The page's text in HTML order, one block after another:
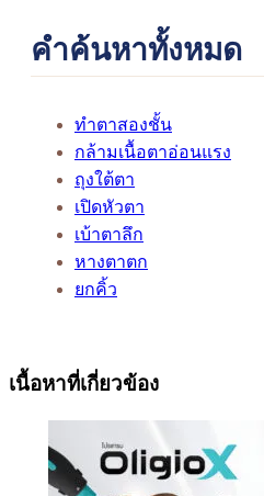
คำค้นหาทั้งหมด
ทำตาสองชั้น
กล้ามเนื้อตาอ่อนแรง
ถุงใต้ตา
เปิดหัวตา
เบ้าตาลึก
หางตาตก
ยกคิ้ว
เนื้อหาที่เกี่ยวข้อง